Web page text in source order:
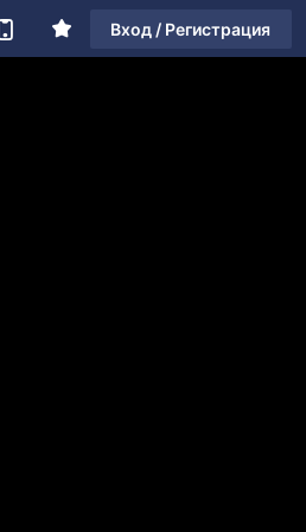
Вход / Регистрация